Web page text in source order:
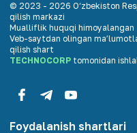
© 2023 - 2026 O‘zbekiston
qilish markazi
Mualliflik huquqi himoyalangan
Veb-saytdan olingan
qilish shart
TECHNOCORP tomonidan
Foydalanish shartlari